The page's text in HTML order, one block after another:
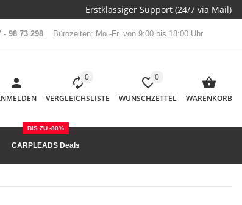
Erstklassiger Support (24/7 via Mail)
- 98 73 298 Bürozeiten: Mo.-Fr. von 9:00 bis 18:00 Uhr
0
VERGLEICHSLISTE
0
WUNSCHZETTEL WARENKORB
CARPLEADS Deals
BIS ZU -80%